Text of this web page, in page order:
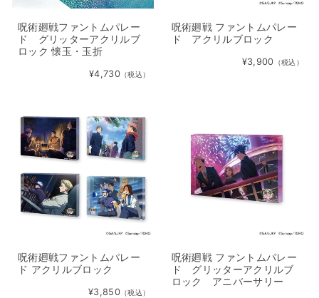
呪術廻戦ファントムパレー
ド グリッターアクリルブ
ロック 懐玉・玉折
¥4,730 （税込）
呪術廻戦 ファントムパレー
ド アクリルブロック
¥3,900 （税込）
呪術廻戦ファントムパレー
ド アクリルブロック
¥3,850 （税込）
呪術廻戦 ファントムパレー
ド グリッターアクリルブ
ロック アニバーサリー